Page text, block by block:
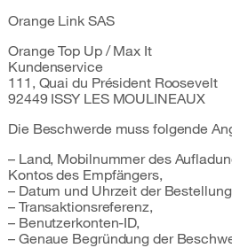
Orange Link SAS
Orange Top Up / Max It
Kundenservice
111, Quai du Président Roosevelt
92449 ISSY LES MOULINEAUX
Die Beschwerde muss folgende
– Land, Mobilnummer des
Kontos des Empfängers,
– Datum und Uhrzeit der
– Transaktionsreferenz,
– Benutzerkonten-ID,
– Genaue Begründung der